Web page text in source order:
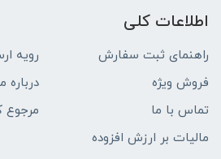
اطلاعات کلی
راهنمای ثبت سفارش
رویه
فروش ویژه
درباره
تماس با ما
مرجوع
مالیات بر ارزش افزوده